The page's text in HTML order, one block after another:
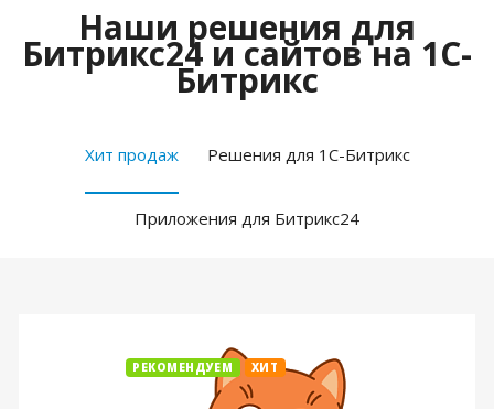
Наши решения для
Битрикс24 и сайтов на 1С-
Битрикс
Хит продаж Решения для 1С-Битрикс
Приложения для Битрикс24
РЕКОМЕНДУЕМ ХИТ